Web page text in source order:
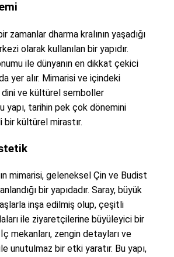
zamanlar dharma kralının yaşadığı
olarak kullanılan bir yapıdır.
ile dünyanın en dikkat çekici
yer alır. Mimarisi ve içindeki
ve kültürel semboller
yapı, tarihin pek çok dönemini
bir kültürel mirastır.
mimarisi, geleneksel Çin ve Budist
bir yapıdadır. Saray, büyük
inşa edilmiş olup, çeşitli
ile ziyaretçilerine büyüleyici bir
mekanları, zengin detayları ve
unutulmaz bir etki yaratır. Bu yapı,